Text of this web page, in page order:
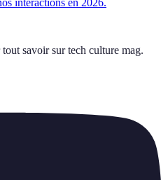
savoir sur tech culture mag.